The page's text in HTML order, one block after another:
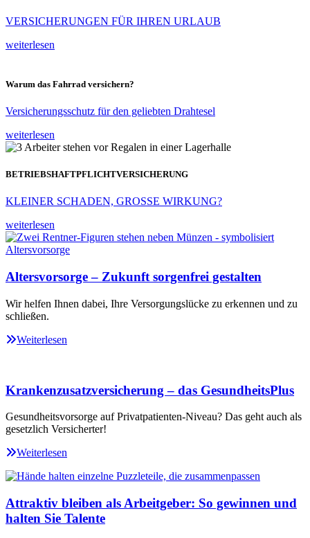
VERSICHERUNGEN FÜR IHREN URLAUB
weiterlesen
Warum das Fahrrad versichern?
Versicherungsschutz für den geliebten Drahtesel
weiterlesen
BETRIEBSHAFTPFLICHTVERSICHERUNG
KLEINER SCHADEN, GROSSE WIRKUNG?
weiterlesen
Altersvorsorge – Zukunft sorgenfrei gestalten
Wir helfen Ihnen dabei, Ihre Versorgungslücke zu erkennen und zu
schließen.
Weiterlesen
Krankenzusatzversicherung – das GesundheitsPlus
Gesundheitsvorsorge auf Privatpatienten-Niveau? Das geht auch als
gesetzlich Versicherter!
Weiterlesen
Attraktiv bleiben als Arbeitgeber: So gewinnen und
halten Sie Talente